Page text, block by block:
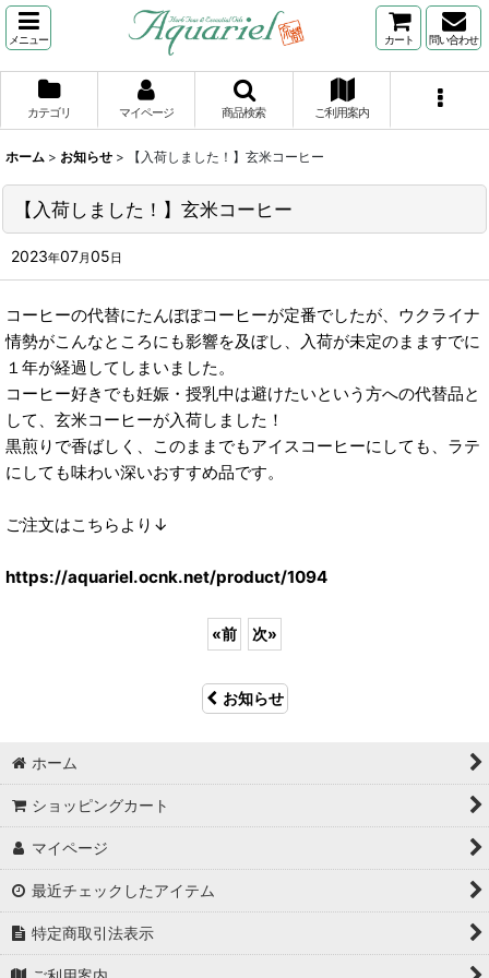
メニュー カート 問い合わせ
カテゴリ マイページ 商品検索 ご利用案内
ホーム > お知らせ > 【入荷しました！】玄米コーヒー
【入荷しました！】玄米コーヒー
2023年07月05日
コーヒーの代替にたんぽぽコーヒーが定番でしたが、ウクライナ
情勢がこんなところにも影響を及ぼし、入荷が未定のまますでに
１年が経過してしまいました。
コーヒー好きでも妊娠・授乳中は避けたいという方への代替品と
して、玄米コーヒーが入荷しました！
黒煎りで香ばしく、このままでもアイスコーヒーにしても、ラテ
にしても味わい深いおすすめ品です。
ご注文はこちらより↓
https://aquariel.ocnk.net/product/1094
«前 次»
お知らせ
ホーム
ショッピングカート
マイページ
最近チェックしたアイテム
特定商取引法表示